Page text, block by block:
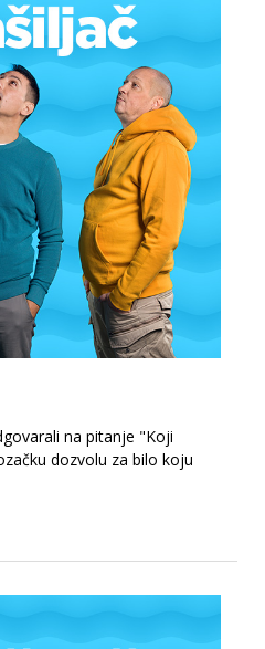
na pitanje "Koji
dozvolu za bilo koju